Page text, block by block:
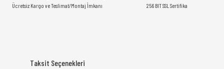
Ücretsiz Kargo ve Teslimat/Montaj İmkanı 256 BIT SSL Sertifika
Taksit Seçenekleri